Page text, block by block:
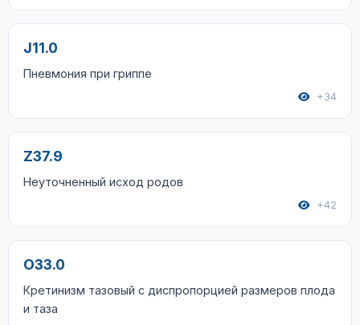
J11.0
Пневмония при гриппе
+34
Z37.9
Неуточненный исход родов
+42
O33.0
Кретинизм тазовый с диспропорцией размеров плода
и таза